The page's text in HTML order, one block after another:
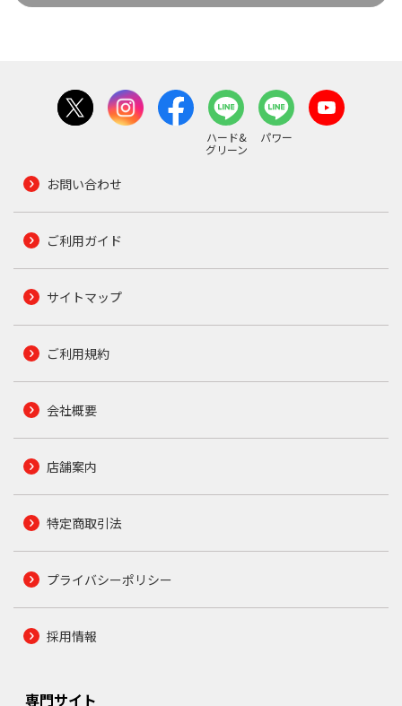
ハード&
グリーン
パワー
お問い合わせ
ご利用ガイド
サイトマップ
ご利用規約
会社概要
店舗案内
特定商取引法
プライバシーポリシー
採用情報
専門サイト